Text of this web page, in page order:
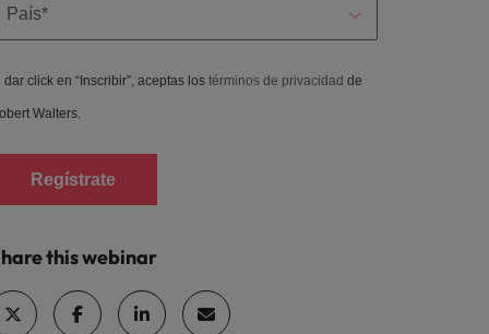
dar click en “Inscribir”, aceptas los términos de privacidad de
Walters.
Regístrate
this webinar